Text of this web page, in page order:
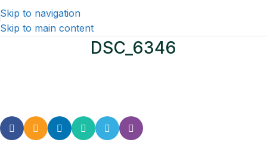
Skip to navigation
Skip to main content
DSC_6346